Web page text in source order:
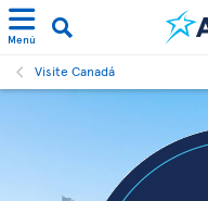
Menú
Visite Canadá